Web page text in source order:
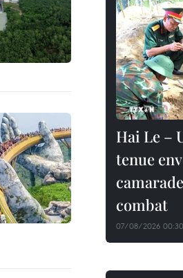
Hai Le –
tenue
combat
07/08/2026 00:30